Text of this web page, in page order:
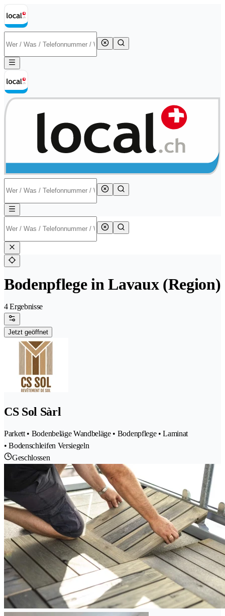
Bodenpflege in Lavaux (Region)
4 Ergebnisse
Jetzt geöffnet
CS Sol Sàrl
Parkett • Bodenbeläge Wandbeläge • Bodenpflege • Laminat
• Bodenschleifen Versiegeln
Geschlossen